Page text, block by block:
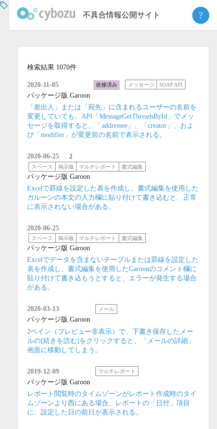
不具合情報公開サイト ?
検索結果 1070件
2020-11-05 改修済み メッセージ SOAP API
パッケージ版 Garoon
「差出人」または「宛先」に含まれるユーザーの名前を
変更していても、API「MessageGetThreadsById」でメッ
セージを取得すると、「addressee」、「creator」、およ
び「modifier」が変更前の名前で表示される。
2020-06-25 2
スペース 掲示板 マルチレポート 書式編集
パッケージ版 Garoon
Excelで罫線を設定した表を作成し、書式編集を使用した
ガルーンの本文の入力欄に貼り付けて書き込むと、正常
に表示されない場合がある。
2020-06-25
スペース 掲示板 マルチレポート 書式編集
パッケージ版 Garoon
Excelでデータを含まないテーブルまたは罫線を設定した
表を作成し、書式編集を使用したGaroonのコメント欄に
貼り付けて書き込もうとすると、エラーが発生する場合
がある。
2020-03-13 メール
パッケージ版 Garoon
2ペイン（プレビュー非表示）で、下書き保存したメー
ルの[続きを読む]をクリックすると、「メールの詳細」
画面に移動してしまう。
2019-12-09 マルチレポート
パッケージ版 Garoon
レポート閲覧時のタイムゾーンがレポート作成時のタイ
ムゾーンより西にある場合、レポートの「日付」項目
に、設定した日の前日が表示される。